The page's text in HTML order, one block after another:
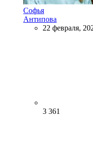
Софья
Антипова
22 февраля,
3 361